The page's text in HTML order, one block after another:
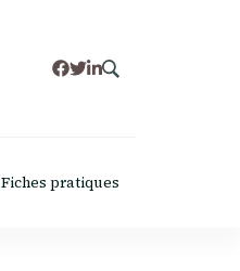
Fiches pratiques